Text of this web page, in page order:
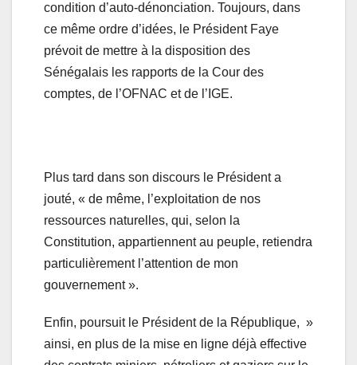
condition d’auto-dénonciation. Toujours, dans
ce même ordre d’idées, le Président Faye
prévoit de mettre à la disposition des
Sénégalais les rapports de la Cour des
comptes, de l’OFNAC et de l’IGE.
Plus tard dans son discours le Président a
jouté, « de même, l’exploitation de nos
ressources naturelles, qui, selon la
Constitution, appartiennent au peuple, retiendra
particulièrement l’attention de mon
gouvernement ».
Enfin, poursuit le Président de la République, »
ainsi, en plus de la mise en ligne déjà effective